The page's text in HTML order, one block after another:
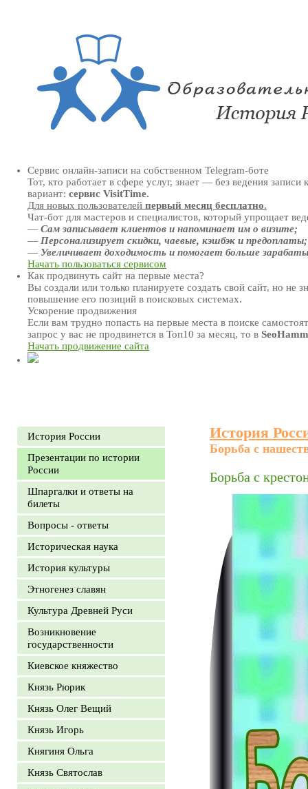
Сервис онлайн-записи на собственном Telegram-боте
Тот, кто работает в сфере услуг, знает — без ведения
вариант: сервис VisitTime.
Для новых пользователей первый месяц бесплатно.
Чат-бот для мастеров и специалистов, который упрощает
— Сам записывает клиентов и напоминает им о визите;
— Персонализирует скидки, чаевые, кэшбэк и предоплаты;
— Увеличивает доходимость и помогает больше
Начать пользоваться сервисом
Как продвинуть сайт на первые места?
Вы создали или только планируете создать свой сайт, но
повышение его позиций в поисковых системах.
Ускорение продвижения
Если вам трудно попасть на первые места в поиске
запрос у вас не продвинется в Топ10 за месяц, то в
Начать продвижение сайта
История России
Презентации по истории
России
Шпаргалки и ответы на
билеты
Вопросы - ответы
Историческая наука
История культуры
Этногенез славян
Культура Древней Руси
Возникновение
государственности
Киевское княжество
Князь Рюрик
Князь Олег Вещий
Князь Игорь
Княгиня Ольга
Князь Святослав
История
Борьба с
Борьба с